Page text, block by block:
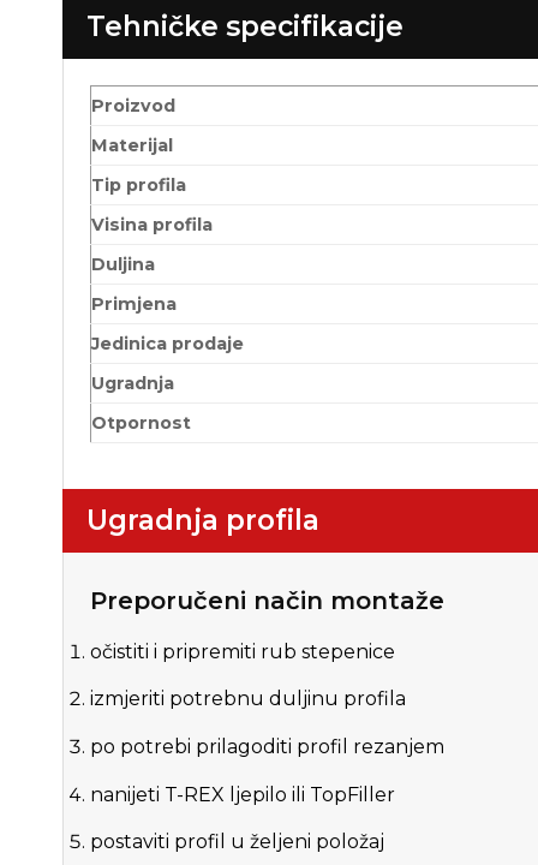
Tehničke specifikacije
Proizvod
Materijal
Tip profila
Visina profila
Duljina
Primjena
Jedinica prodaje
Ugradnja
Otpornost
Ugradnja profila
Preporučeni način montaže
očistiti i pripremiti rub stepenice
izmjeriti potrebnu duljinu profila
po potrebi prilagoditi profil rezanjem
nanijeti T-REX ljepilo ili TopFiller
postaviti profil u željeni položaj